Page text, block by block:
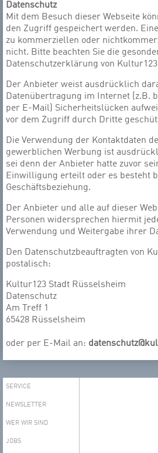
Datenschutz
Mit dem Besuch dieser Webseite
den Zugriff gespeichert werden.
zu kommerziellen oder
nicht. Bitte beachten Sie die
Datenschutzerklärung von
Der Anbieter weist ausdrücklich
Datenübertragung im Internet (z.B.
per E-Mail) Sicherheitslücken
vor dem Zugriff durch Dritte
Die Verwendung der Kontaktdaten
gewerblichen Werbung ist
sei denn der Anbieter hatte zuvor
Einwilligung erteilt oder es besteht
Geschäftsbeziehung.
Der Anbieter und alle auf dieser
Personen widersprechen hiermit
Verwendung und Weitergabe ihrer
Den Datenschutzbeauftragten von
postalisch:
Kultur123 Stadt Rüsselsheim
Datenschutz
Am Treff 1
65428 Rüsselsheim
oder per E-Mail an:
SERVICE
NEWSLETTER
WER WIR SIND
JOBS